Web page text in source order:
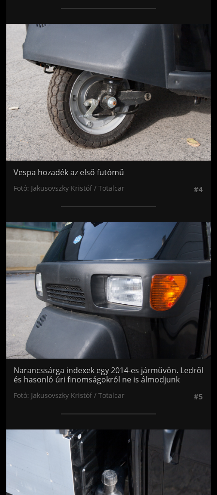
Jön még kép!
Vespa hozadék az első futómű
Fotó: Jakusovszky Kristóf / Totalcar #4
Jön még kép!
Narancssárga indexek egy 2014-es járművön. Ledről
és hasonló úri finomságokról ne is álmodjunk
Fotó: Jakusovszky Kristóf / Totalcar #5
Jön még kép!